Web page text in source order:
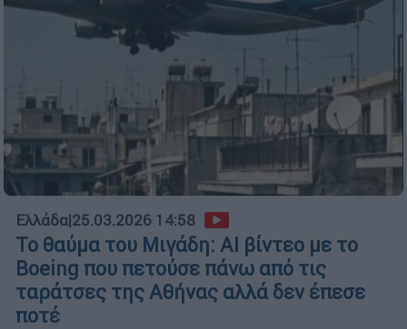
Ελλάδα|25.03.2026 14:58
Το θαύμα του Μιγάδη: AI βίντεο με το
Boeing που πετούσε πάνω από τις
ταράτσες της Αθήνας αλλά δεν έπεσε
ποτέ